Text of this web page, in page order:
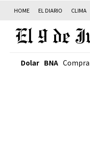
HOME EL DIARIO CLIMA
Dolar BNA Compra